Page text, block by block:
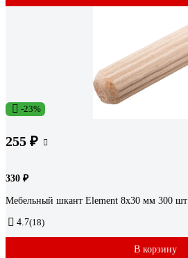
-23%
255 ₽
330 ₽
Мебельный шкант Element 8x30 мм 300 шт
4.7(18)
В корзину